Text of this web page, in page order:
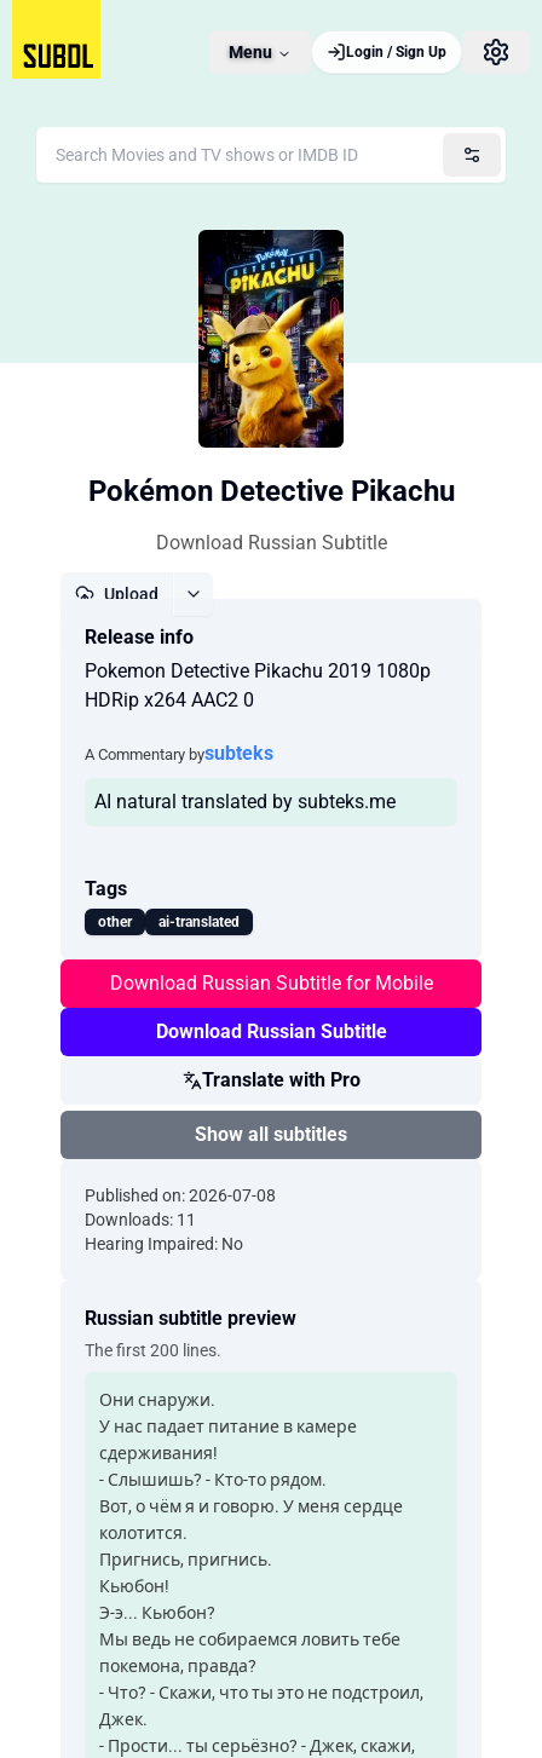
Menu Login / Sign Up
Pokémon Detective Pikachu
Download Russian Subtitle
Upload
Release info
Pokemon Detective Pikachu 2019 1080p
HDRip x264 AAC2 0
A Commentary bysubteks
AI natural translated by subteks.me
Tags
other ai-translated
Download Russian Subtitle for Mobile
Download Russian Subtitle
Translate with Pro
Show all subtitles
Published on: 2026-07-08
Downloads: 11
Hearing Impaired: No
Russian subtitle preview
The first 200 lines.
Они снаружи.
У нас падает питание в камере
сдерживания!
- Слышишь? - Кто-то рядом.
Вот, о чём я и говорю. У меня сердце
колотится.
Пригнись, пригнись.
Кьюбон!
Э-э... Кьюбон?
Мы ведь не собираемся ловить тебе
покемона, правда?
- Что? - Скажи, что ты это не подстроил,
Джек.
- Прости... ты серьёзно? - Джек, скажи,